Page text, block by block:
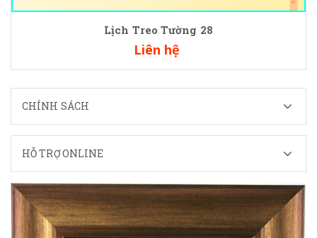
Lịch Treo Tường 28
Liên hệ
CHÍNH SÁCH
HỖ TRỢ ONLINE